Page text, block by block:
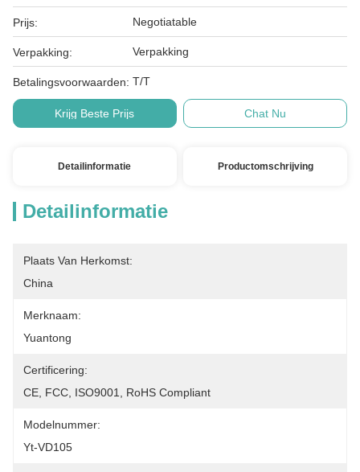
Prijs: Negotiatable
Verpakking: Verpakking
Betalingsvoorwaarden: T/T
Krijg Beste Prijs Chat Nu
Detailinformatie Productomschrijving
Detailinformatie
Plaats Van Herkomst:
China
Merknaam:
Yuantong
Certificering:
CE, FCC, ISO9001, RoHS Compliant
Modelnummer:
Yt-VD105